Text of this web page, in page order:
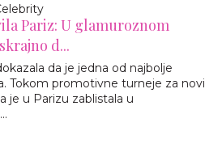
Pariz: U glamuroznom
d...
da je jedna od najbolje
Tokom promotivne turneje za novi
je u Parizu zablistala u